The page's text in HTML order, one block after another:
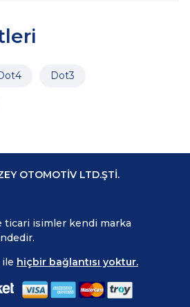
Dot3
OTOMOTİV LTD.ŞTİ.
ticari isimler kendi marka
ile hiçbir bağlantısı yoktur.